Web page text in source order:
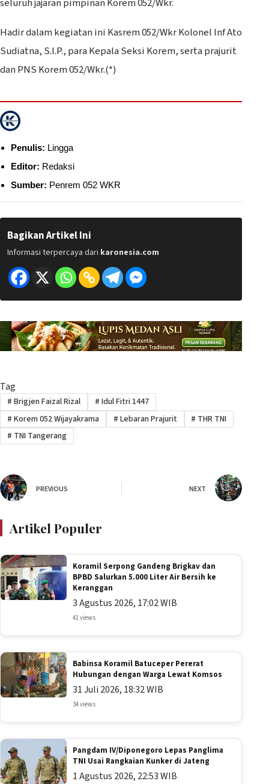
seluruh jajaran pimpinan Korem 052/Wkr.
Hadir dalam kegiatan ini Kasrem 052/Wkr Kolonel Inf Ato
Sudiatna, S.I.P., para Kepala Seksi Korem, serta prajurit
dan PNS Korem 052/Wkr.(*)
Penulis: Lingga
Editor: Redaksi
Sumber: Penrem 052 WKR
Bagikan Artikel Ini
Informasi terpercaya dari karonesia.com
Tag
# Brigjen Faizal Rizal # Idul Fitri 1447
# Korem 052 Wijayakrama # Lebaran Prajurit # THR TNI
# TNI Tangerang
PREVIOUS NEXT
Artikel Populer
Koramil Serpong Gandeng Brigkav dan
BPBD Salurkan 5.000 Liter Air Bersih ke
Keranggan
3 Agustus 2026, 17:02 WIB
41 views
Babinsa Koramil Batuceper Pererat
Hubungan dengan Warga Lewat Komsos
31 Juli 2026, 18:32 WIB
34 views
Pangdam IV/Diponegoro Lepas Panglima
TNI Usai Rangkaian Kunker di Jateng
1 Agustus 2026, 22:53 WIB